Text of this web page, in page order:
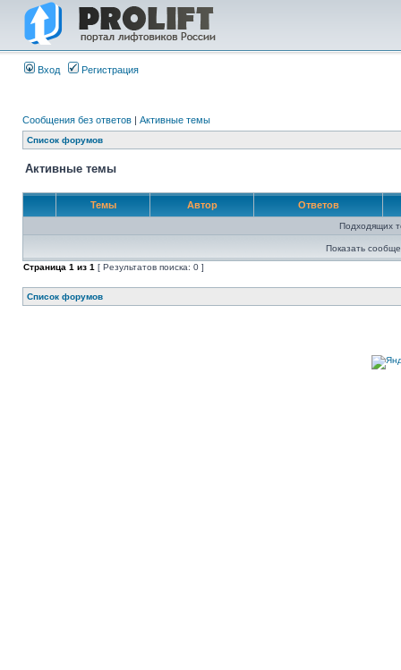
Вход Регистрация
Сообщения без ответов | Активные темы
Список форумов
Активные темы
Темы Автор Ответов
Подходящих
Показать
Страница 1 из 1 [ Результатов поиска: 0 ]
Список форумов